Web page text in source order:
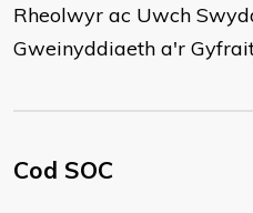
Rheolwyr ac Uwch
Gweinyddiaeth a'r
Cod SOC